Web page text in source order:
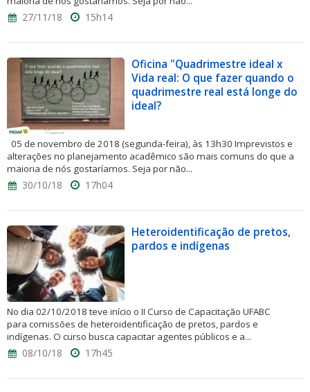
27/11/18 15h14
Oficina "Quadrimestre ideal x
Vida real: O que fazer quando o
quadrimestre real está longe do
ideal?
05 de novembro de 2018 (segunda-feira), às 13h30 Imprevistos e
alterações no planejamento acadêmico são mais comuns do que a
maioria de nós gostaríamos. Seja por não...
30/10/18 17h04
Heteroidentificação de pretos,
pardos e indígenas
No dia 02/10/2018 teve início o II Curso de Capacitação UFABC
para comissões de heteroidentificação de pretos, pardos e
indígenas. O curso busca capacitar agentes públicos e a...
08/10/18 17h45